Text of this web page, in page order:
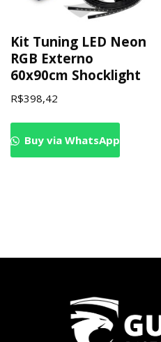
Kit Tuning LED Neon
RGB Externo
60x90cm Shocklight
R$398,42
Buy via WhatsApp